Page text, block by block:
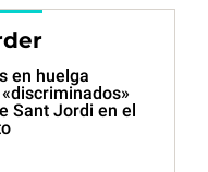
en huelga
Sant Jordi en el